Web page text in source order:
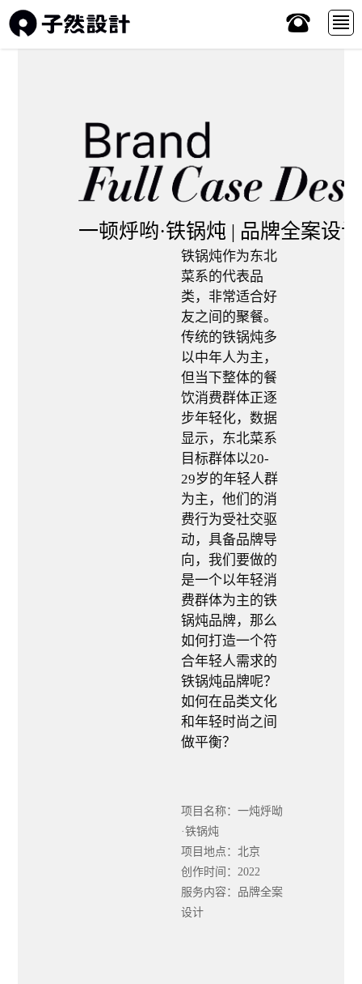
Works 作品
Service服务
About 关于
View 观点
Contact 联系
一顿烀哟·铁锅炖 | 品牌全案设计
铁锅炖作为东北
菜系的代表品
类，非常适合好
友之间的聚餐。
传统的铁锅炖多
以中年人为主，
但当下整体的餐
饮消费群体正逐
步年轻化，数据
显示，东北菜系
目标群体以20-
29岁的年轻人群
为主，他们的消
费行为受社交驱
动，具备品牌导
向，我们要做的
是一个以年轻消
费群体为主的铁
锅炖品牌，那么
如何打造一个符
合年轻人需求的
铁锅炖品牌呢？
如何在品类文化
和年轻时尚之间
做平衡？
项目名称：一炖烀呦
·铁锅炖
项目地点：北京
创作时间：2022
服务内容：品牌全案
设计